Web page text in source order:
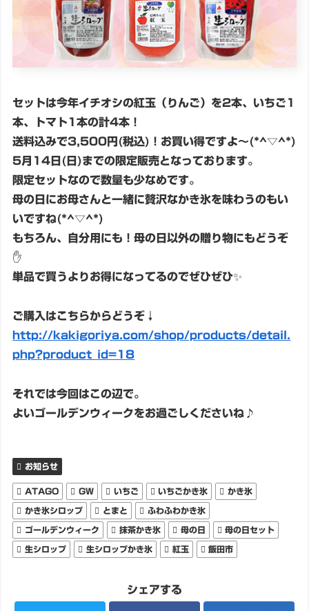
セットは今年イチオシの紅玉（りんご）を2本、いちご1
本、トマト1本の計4本！
送料込みで3,500円(税込)！お買い得ですよ～(*^▽^*)
5月14日(日)までの限定販売となっております。
限定セットなので数量も少なめです。
母の日にお母さんと一緒に贅沢なかき氷を味わうのもい
いですね(*^▽^*)
もちろん、自分用にも！母の日以外の贈り物にもどうぞ
✋
単品で買うよりお得になってるのでぜひぜひ✨
ご購入はこちらからどうぞ↓
http://kakigoriya.com/shop/products/detail.
php?product_id=18
それでは今回はこの辺で。
よいゴールデンウィークをお過ごしくださいね♪
お知らせ
ATAGO GW いちご いちごかき氷 かき氷
かき氷シロップ とまと ふわふわかき氷
ゴールデンウィーク 抹茶かき氷 母の日 母の日セット
生シロップ 生シロップかき氷 紅玉 飯田市
シェアする